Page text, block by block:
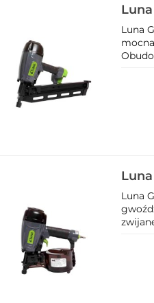
Luna
Luna